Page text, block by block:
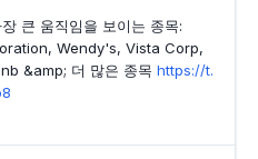
큰 움직임을 보이는 종목:
Wendy's, Vista Corp,
&amp; 더 많은 종목 https://t.